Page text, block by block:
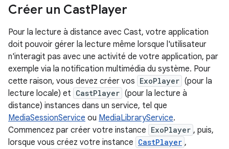
Créer un CastPlayer
Pour la lecture à distance avec Cast, votre application
doit pouvoir gérer la lecture même lorsque l'utilisateur
n'interagit pas avec une activité de votre application, par
exemple via la notification multimédia du système. Pour
cette raison, vous devez créer vos ExoPlayer (pour la
lecture locale) et CastPlayer (pour la lecture à
distance) instances dans un service, tel que
MediaSessionService ou MediaLibraryService.
Commencez par créer votre instance ExoPlayer , puis,
lorsque vous créez votre instance CastPlayer ,